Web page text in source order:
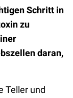
Schritt in
zu
daran,
Teller und